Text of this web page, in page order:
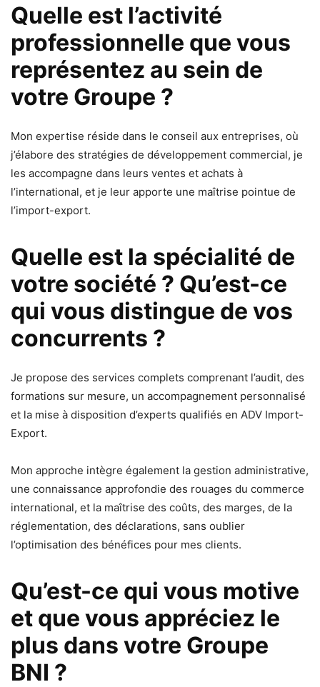
Quelle est l’activité
professionnelle que vous
représentez au sein de
votre Groupe ?
Mon expertise réside dans le conseil aux entreprises, où
j’élabore des stratégies de développement commercial, je
les accompagne dans leurs ventes et achats à
l’international, et je leur apporte une maîtrise pointue de
l’import-export.
Quelle est la spécialité de
votre société ? Qu’est-ce
qui vous distingue de vos
concurrents ?
Je propose des services complets comprenant l’audit, des
formations sur mesure, un accompagnement personnalisé
et la mise à disposition d’experts qualifiés en ADV Import-
Export.
Mon approche intègre également la gestion administrative,
une connaissance approfondie des rouages du commerce
international, et la maîtrise des coûts, des marges, de la
réglementation, des déclarations, sans oublier
l’optimisation des bénéfices pour mes clients.
Qu’est-ce qui vous motive
et que vous appréciez le
plus dans votre Groupe
BNI ?